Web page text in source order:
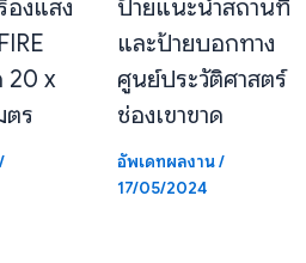
องแสง
20 x
ตร
/
ป้ายแนะนำสถานที่
และป้ายบอกทาง
ศูนย์ประวัติศาสตร์
ช่องเขาขาด
อัพเดทผลงาน/
17/05/2024